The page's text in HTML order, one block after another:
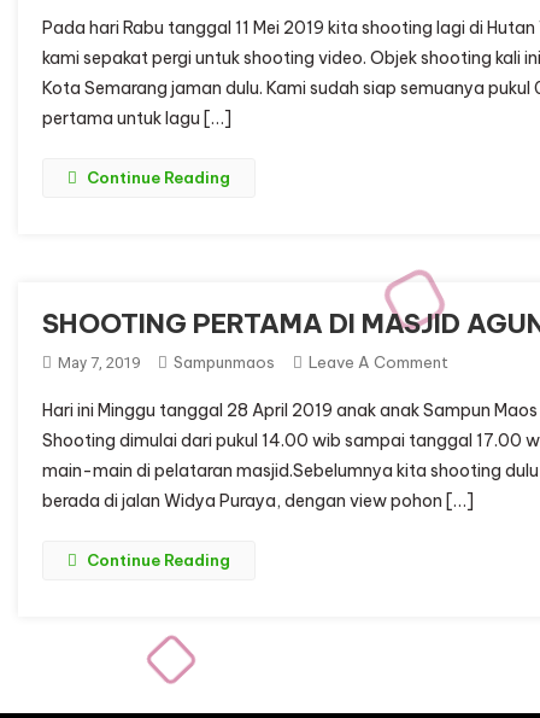
VIDEO
KE
DUA
Pada hari Rabu tanggal 11 Mei 2019 kita shooting lagi di
kami sepakat pergi untuk shooting video. Objek shooting kali
Kota Semarang jaman dulu. Kami sudah siap semuanya
pertama untuk lagu […]
Continue Reading
SHOOTING PERTAMA DI MASJID
May 7, 2019 Sampunmaos Leave A Comment
PERTAMA
DI
MASJID
AGUNG
Hari ini Minggu tanggal 28 April 2019 anak anak Sampun
Shooting dimulai dari pukul 14.00 wib sampai tanggal 17.00
main-main di pelataran masjid.Sebelumnya kita shooting
berada di jalan Widya Puraya, dengan view pohon […]
Continue Reading